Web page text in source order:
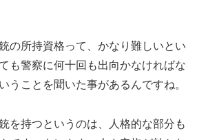
の所持資格って、かなり難しいとい
も警察に何十回も出向かなければな
うことを聞いた事があるんですね。
を持つというのは、人格的な部分も